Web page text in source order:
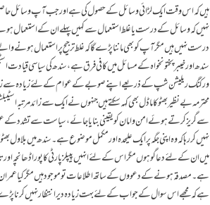
ہیں کہ اس وقت ایک لڑائی وسائل کے حصول کی ہے اور جب آپ وسائل
نہیں کہ وسائل کے درست یا غلط استعمال سے کہیں پہلے ان کے استعمال
درست نہیں ہیں مگرآپ کو بھی ماننا پڑے گا کہ غلط ترجیح پر استعمال ہونے
سندھ اور خیبرپختونخواہ کے مسائل میں کافی فرق ہے، سندھ کی سیاسی قیادت
ورکنگ ریلیشن شپ کے ذریعے اپنے صوبے کے عوام کے لئے زیادہ سے زیادہ
محترمہ بے نظیر بھٹو کا ماڈل بھی کہہ سکتے ہیں جنہوں نے ایک سے زائد
سے گریز کرتے ہوئے امن و امان کو یقینی بنایا جائے، سیاست سے تشدد کے
نہیں کر رہا کہ وہ اپنی جگہ پر ایک علیحدہ اور مکمل موضوع ہے۔سندھ میں
میں ان کے لئے دعا گو ہوں مگر اس کے لئے انہیں پیپلزپارٹی کا پورا
ہے۔ مصدقہ ہونے کے دعووں کے ساتھ اطلاعات تو موجود ہیں مگر کیا عمران
ہے کہ مجھے اس سوال کے جواب کے لئے بہت زیادہ دیر انتظار نہیں کرنا